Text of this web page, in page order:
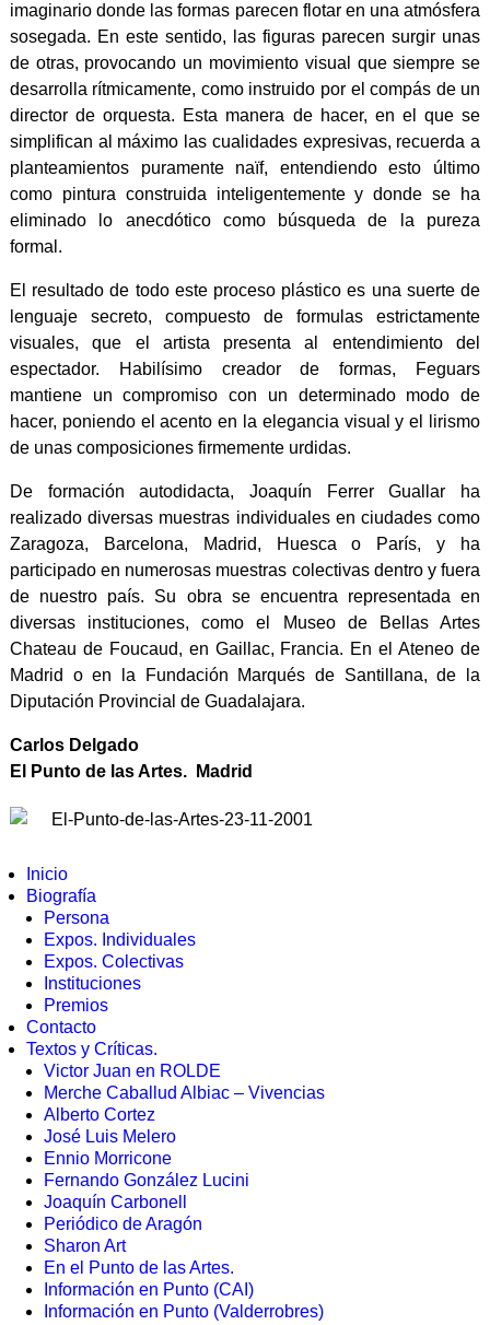
imaginario donde las formas parecen flotar en una atmósfera
sosegada. En este sentido, las figuras parecen surgir unas
de otras, provocando un movimiento visual que siempre se
desarrolla rítmicamente, como instruido por el compás de un
director de orquesta. Esta manera de hacer, en el que se
simplifican al máximo las cualidades expresivas, recuerda a
planteamientos puramente naïf, entendiendo esto último
como pintura construida inteligentemente y donde se ha
eliminado lo anecdótico como búsqueda de la pureza
formal.
El resultado de todo este proceso plástico es una suerte de
lenguaje secreto, compuesto de formulas estrictamente
visuales, que el artista presenta al entendimiento del
espectador. Habilísimo creador de formas, Feguars
mantiene un compromiso con un determinado modo de
hacer, poniendo el acento en la elegancia visual y el lirismo
de unas composiciones firmemente urdidas.
De formación autodidacta, Joaquín Ferrer Guallar ha
realizado diversas muestras individuales en ciudades como
Zaragoza, Barcelona, Madrid, Huesca o París, y ha
participado en numerosas muestras colectivas dentro y fuera
de nuestro país. Su obra se encuentra representada en
diversas instituciones, como el Museo de Bellas Artes
Chateau de Foucaud, en Gaillac, Francia. En el Ateneo de
Madrid o en la Fundación Marqués de Santillana, de la
Diputación Provincial de Guadalajara.
Carlos Delgado
El Punto de las Artes. Madrid
Inicio
Biografía
Persona
Expos. Individuales
Expos. Colectivas
Instituciones
Premios
Contacto
Textos y Críticas.
Victor Juan en ROLDE
Merche Caballud Albiac – Vivencias
Alberto Cortez
José Luis Melero
Ennio Morricone
Fernando González Lucini
Joaquín Carbonell
Periódico de Aragón
Sharon Art
En el Punto de las Artes.
Información en Punto (CAI)
Información en Punto (Valderrobres)